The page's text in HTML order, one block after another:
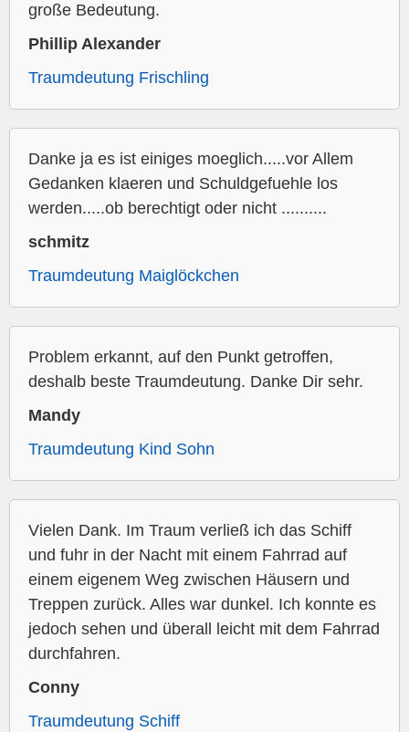
große Bedeutung.
Phillip Alexander
Traumdeutung Frischling
Danke ja es ist einiges moeglich.....vor Allem
Gedanken klaeren und Schuldgefuehle los
werden.....ob berechtigt oder nicht ..........
schmitz
Traumdeutung Maiglöckchen
Problem erkannt, auf den Punkt getroffen,
deshalb beste Traumdeutung. Danke Dir sehr.
Mandy
Traumdeutung Kind Sohn
Vielen Dank. Im Traum verließ ich das Schiff
und fuhr in der Nacht mit einem Fahrrad auf
einem eigenem Weg zwischen Häusern und
Treppen zurück. Alles war dunkel. Ich konnte es
jedoch sehen und überall leicht mit dem Fahrrad
durchfahren.
Conny
Traumdeutung Schiff